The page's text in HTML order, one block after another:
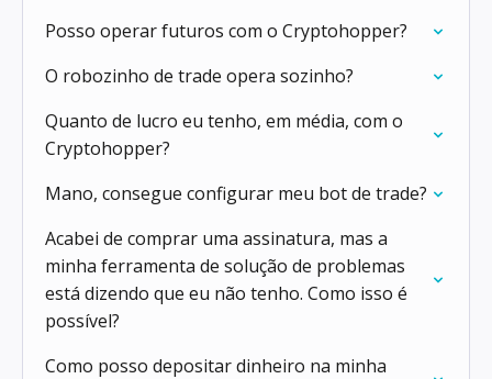
Posso operar futuros com o Cryptohopper?
O robozinho de trade opera sozinho?
Quanto de lucro eu tenho, em média, com o
Cryptohopper?
Mano, consegue configurar meu bot de trade?
Acabei de comprar uma assinatura, mas a
minha ferramenta de solução de problemas
está dizendo que eu não tenho. Como isso é
possível?
Como posso depositar dinheiro na minha